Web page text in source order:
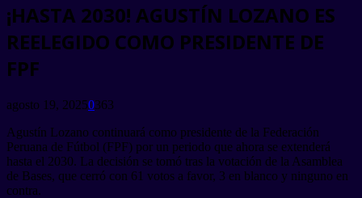
¡HASTA 2030! AGUSTÍN LOZANO ES
REELEGIDO COMO PRESIDENTE DE
FPF
agosto 19, 20250363
Agustín Lozano continuará como presidente de la Federación
Peruana de Fútbol (FPF) por un periodo que ahora se extenderá
hasta el 2030. La decisión se tomó tras la votación de la Asamblea
de Bases, que cerró con 61 votos a favor, 3 en blanco y ninguno en
contra.